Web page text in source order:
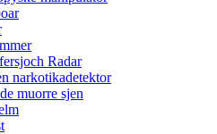
Radar
narkotikadetektor
muorre sjen